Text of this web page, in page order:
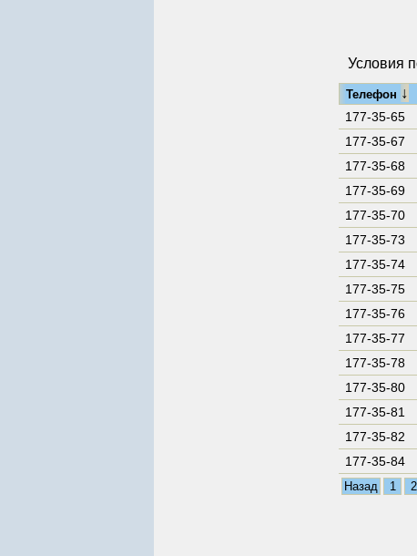
Условия
Телефон ↓
177-35-65
177-35-67
177-35-68
177-35-69
177-35-70
177-35-73
177-35-74
177-35-75
177-35-76
177-35-77
177-35-78
177-35-80
177-35-81
177-35-82
177-35-84
Назад 1 2